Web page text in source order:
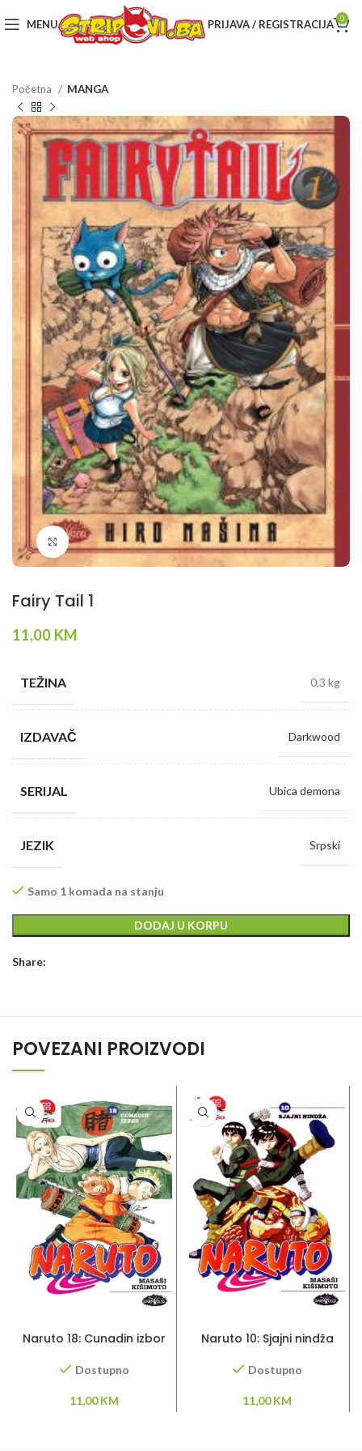
MENU PRIJAVA / REGISTRACIJA 0
Početna MANGA
Klikni da povečaš
Fairy Tail 1
11,00 KM
TEŽINA 0,3 kg
IZDAVAČ Darkwood
SERIJAL Ubica demona
JEZIK Srpski
Samo 1 komada na stanju
DODAJ U KORPU
Share:
POVEZANI PROIZVODI
Naruto 18: Cunadin izbor
Dostupno
11,00KM
Naruto 10: Sjajni nindža
Dostupno
11,00KM